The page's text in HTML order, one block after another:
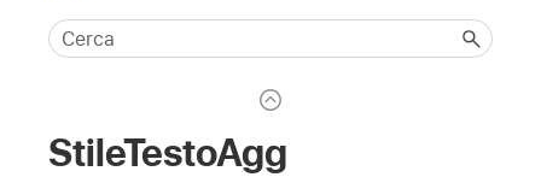
StileTestoAgg